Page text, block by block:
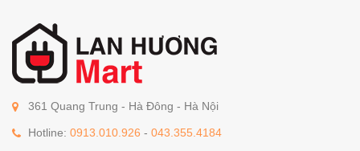
361 Quang Trung - Hà Đông - Hà Nội
Hotline: 0913.010.926 - 043.355.4184